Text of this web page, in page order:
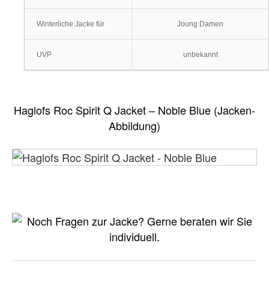
Winterliche Jacke für Joung Damen
UVP unbekannt
Haglofs Roc Spirit Q Jacket – Noble Blue (Jacken-
Abbildung)